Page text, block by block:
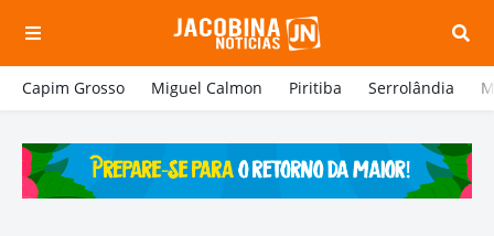
Capim Grosso Miguel Calmon Piritiba Serrolândia